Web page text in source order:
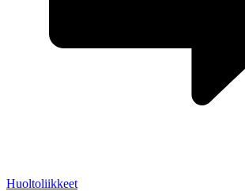
Huoltoliikkeet